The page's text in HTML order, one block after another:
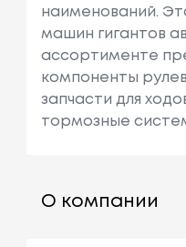
наименований.
машин гигантов
ассортименте
компоненты
запчасти для
тормозные
О компании